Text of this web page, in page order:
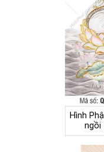
Hình
ngồi